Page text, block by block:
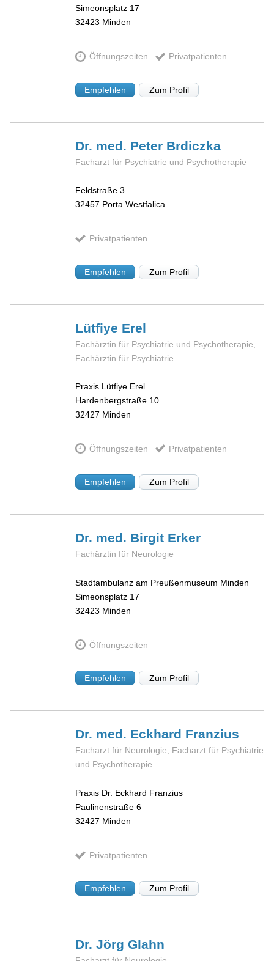
Simeonsplatz 17
32423 Minden
Öffnungszeiten Privatpatienten
Empfehlen Zum Profil
Dr. med. Peter Brdiczka
Facharzt für Psychiatrie und Psychotherapie
Feldstraße 3
32457 Porta Westfalica
Privatpatienten
Empfehlen Zum Profil
Lütfiye Erel
Fachärztin für Psychiatrie und Psychotherapie,
Fachärztin für Psychiatrie
Praxis Lütfiye Erel
Hardenbergstraße 10
32427 Minden
Öffnungszeiten Privatpatienten
Empfehlen Zum Profil
Dr. med. Birgit Erker
Fachärztin für Neurologie
Stadtambulanz am Preußenmuseum Minden
Simeonsplatz 17
32423 Minden
Öffnungszeiten
Empfehlen Zum Profil
Dr. med. Eckhard Franzius
Facharzt für Neurologie, Facharzt für Psychiatrie
und Psychotherapie
Praxis Dr. Eckhard Franzius
Paulinenstraße 6
32427 Minden
Privatpatienten
Empfehlen Zum Profil
Dr. JörgGlahn